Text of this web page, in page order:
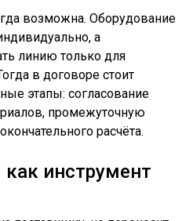
возможна. Оборудование
а
линию только для
в договоре стоит
этапы: согласование
промежуточную
расчёта.
инструмент